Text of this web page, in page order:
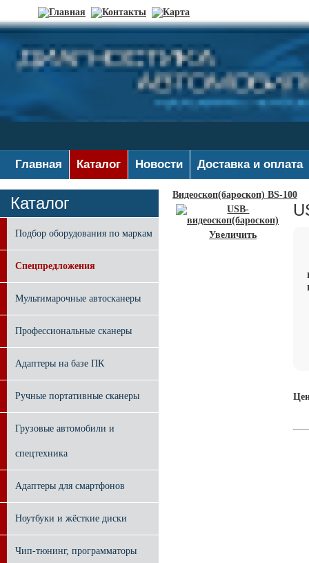
Главная Каталог Новости Доставка и оплата
Каталог
Подбор оборудования по маркам
Спецпредложения
Мультимарочные автосканеры
Профессиональные сканеры
Адаптеры на базе ПК
Ручные портативные сканеры
Грузовые автомобили и
спецтехника
Адаптеры для смартфонов
Ноутбуки и жёсткие диски
Чип-тюнинг, программаторы
Видеоскоп(бароскоп) BS-100
Увеличить